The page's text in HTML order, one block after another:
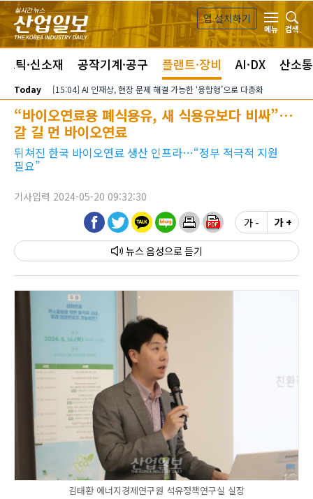
본문 바로가기
앱 설치하기
메뉴
검색
틱·신소재 공작기계·공구 플랜트·장비 AI·DX 산소통
Today [15:04] AI 인재상, 현장 문제 해결 가능한 ‘융합형’으로 다층화
“바이오연료용 폐식용유, 새 식용유보다 비싸”…
갈 길 먼 바이오연료
뒤쳐진 한국 바이오연료 생산 인프라…“정부 적극적 지원
필요”
기사입력 2024-05-20 09:32:30
뉴스 음성
가 - 가 +
김태환 에너지경제연구원 석유정책연구실 실장